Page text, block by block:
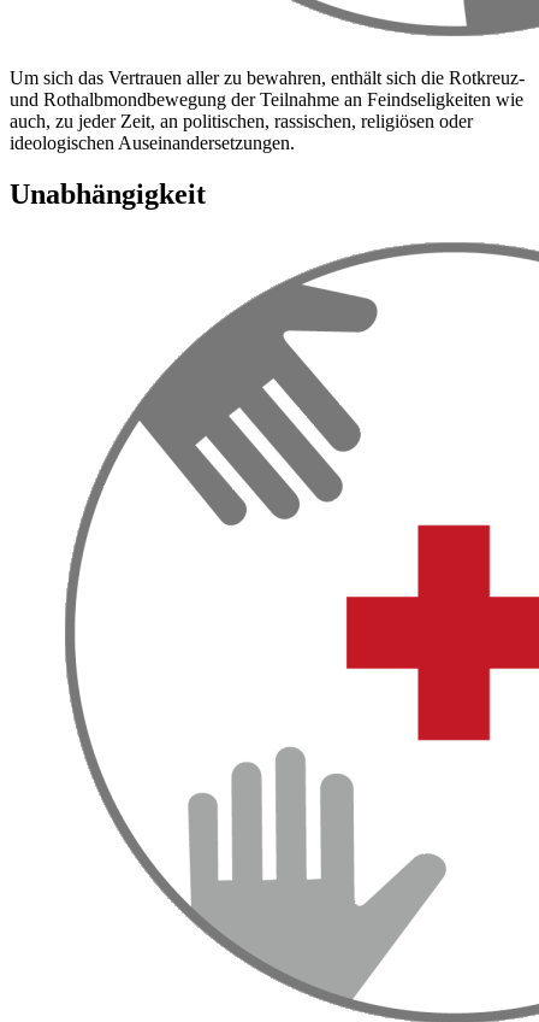
Um sich das Vertrauen aller zu bewahren, enthält sich die Rotkreuz-
und Rothalbmondbewegung der Teilnahme an Feindseligkeiten wie
auch, zu jeder Zeit, an politischen, rassischen, religiösen oder
ideologischen Auseinandersetzungen.
Unabhängigkeit